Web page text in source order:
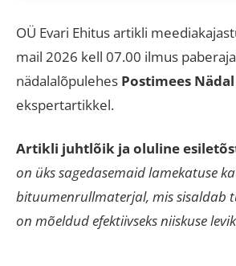
OÜ Evari Ehitus artikli
mail 2026 kell 07.00 ilmus
nädalalõpulehes Postimees Nädal
ekspertartikkel.
Artikli juhtlõik ja oluline
on üks sagedasemaid lamekatuse
bituumenrullmaterjal, mis sisaldab
on mõeldud efektiivseks niiskuse